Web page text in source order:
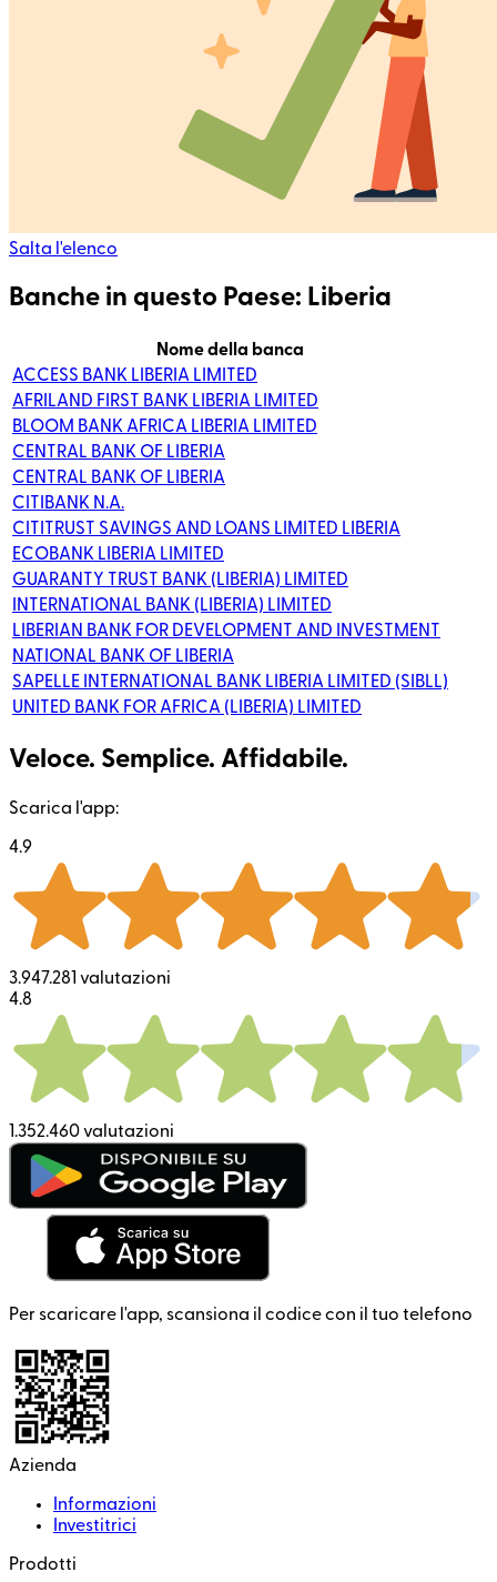
Salta l'elenco
Banche in questo Paese: Liberia
Nome della banca
ACCESS BANK LIBERIA LIMITED
AFRILAND FIRST BANK LIBERIA LIMITED
BLOOM BANK AFRICA LIBERIA LIMITED
CENTRAL BANK OF LIBERIA
CENTRAL BANK OF LIBERIA
CITIBANK N.A.
CITITRUST SAVINGS AND LOANS LIMITED LIBERIA
ECOBANK LIBERIA LIMITED
GUARANTY TRUST BANK (LIBERIA) LIMITED
INTERNATIONAL BANK (LIBERIA) LIMITED
LIBERIAN BANK FOR DEVELOPMENT AND INVESTMENT
NATIONAL BANK OF LIBERIA
SAPELLE INTERNATIONAL BANK LIBERIA LIMITED (SIBLL)
UNITED BANK FOR AFRICA (LIBERIA) LIMITED
Veloce. Semplice. Affidabile.
Scarica l'app:
4.9
3.947.281 valutazioni
4.8
1.352.460 valutazioni
Per scaricare l'app, scansiona il codice con il tuo telefono
Azienda
Informazioni
Investitrici
Prodotti